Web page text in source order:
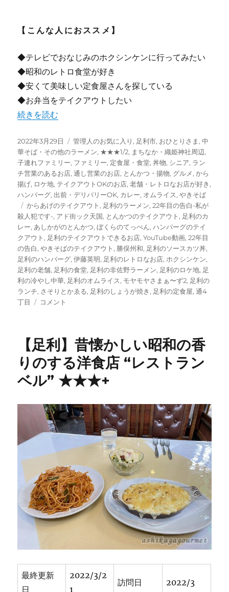
【こんな人におススメ】
◆テレビでおなじみのホクシンケンに行ってみたい
◆昭和のレトロ食堂が好き
◆安くて美味しい定食屋さんを探している
◆お弁当をテイクアウトしたい
“【足利】アド街ック天国でおなじみ 昭和のレトロ食堂
続きを読む
投
稿
日:
2022年3月29日
カ
テ
ゴ
リ
ー
管理人のお気に入り , 足利市, おひとりさま ,中
華そば・その他のラーメン, ★★★1/2, まちなか・織姫神社周辺,
子連れファミリー, ファミリー, 定食屋・食堂,丼物, シニア, ラン
チ営業のあるお店,通し営業のお店, とんかつ・揚物, グルメ,から
揚げ, ロケ地, テイクアウトOKのお店,老舗・レトロなお店が好き ,
ハンバーグ, 出前・デリバリーOK, カレー, オムライス,やきそば
タ
グ
からあげのテイクアウト , 足利のラーメン,22年目の告白-私が
殺人犯です-, アド街ック天国, とんかつのテイクアウト , 足利のカ
レー, あしかがのとんかつ,ぼくらのてっぺん,ハンバーグのテイ
クアウト , 足利のテイクアウトできるお店,YouTube動画,22年目
の告白,やきそばのテイクアウト , 勝俣州和, 足利のソースカツ丼,
足利のハンバーグ,伊藤英明, 足利のレトロなお店, ホクシンケン,
足利の老舗, 足利の食堂, 足利の非佐野ラーメン, 足利のロケ地, 足
利の冷やし中華, 足利のオムライス, モヤモヤさまぁ〜ず2, 足利の
ランチ, さそりとかゑる, 足利のしょうが焼き , 足利の定食屋,通4
丁目
【足
街
ク
天
国
お
な
の
レ
ト
ロ
食
堂
ク
ケ
コメント
【足利】昔懐かしい昭和の香
りのする洋食店 “レストラン
ベル” ★★★+
最終更新
日
2022/3/2
1
訪問日 2022/3